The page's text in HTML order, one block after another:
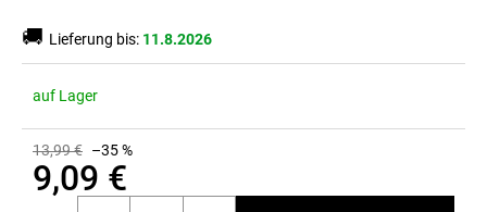
🚚 Lieferung bis: 11.8.2026
auf Lager
13,99 € –35 %
9,09 €